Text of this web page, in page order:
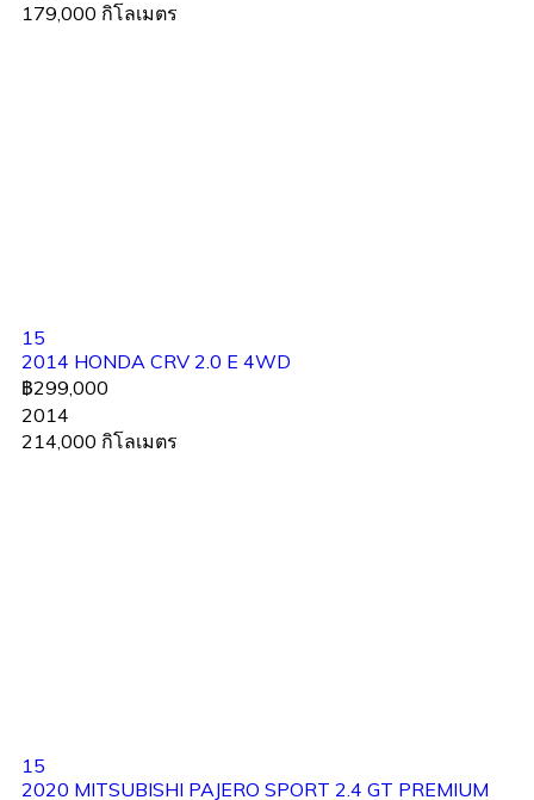
179,000 กิโลเมตร
15
2014 HONDA CRV 2.0 E 4WD
฿299,000
2014
214,000 กิโลเมตร
15
2020 MITSUBISHI PAJERO SPORT 2.4 GT PREMIUM